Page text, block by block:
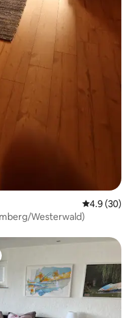
Calificación
4.9 (30)
Westerwald)
huéspedes